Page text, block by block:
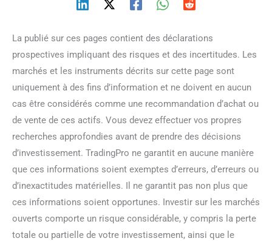
La publié sur ces pages contient des déclarations
prospectives impliquant des risques et des incertitudes. Les
marchés et les instruments décrits sur cette page sont
uniquement à des fins d’information et ne doivent en aucun
cas être considérés comme une recommandation d’achat ou
de vente de ces actifs. Vous devez effectuer vos propres
recherches approfondies avant de prendre des décisions
d’investissement. TradingPro ne garantit en aucune manière
que ces informations soient exemptes d’erreurs, d’erreurs ou
d’inexactitudes matérielles. Il ne garantit pas non plus que
ces informations soient opportunes. Investir sur les marchés
ouverts comporte un risque considérable, y compris la perte
totale ou partielle de votre investissement, ainsi que le